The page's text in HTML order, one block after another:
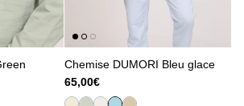
Chemise DUMORI Bleu glace
65,00€